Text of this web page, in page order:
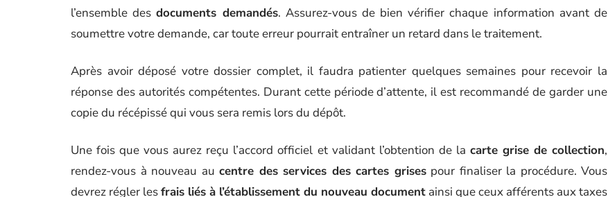
l’ensemble desdocuments demandés. Assurez-vous de bien vérifier chaque information avant de
soumettre votre demande, car toute erreur pourrait entraîner un retard dans le traitement.
Après avoir déposé votre dossier complet, il faudra patienter quelques semaines pour recevoir la
réponse des autorités compétentes. Durant cette période d’attente, il est recommandé de garder une
copie du récépissé qui vous sera remis lors du dépôt.
Une fois que vous aurez reçu l’accord officiel et validant l’obtention de la carte grise de collection,
rendez-vous à nouveau au centre des services des cartes grisespour finaliser la procédure. Vous
devrez régler lesfrais liés à l’établissement du nouveau document ainsi que ceux afférents aux taxes